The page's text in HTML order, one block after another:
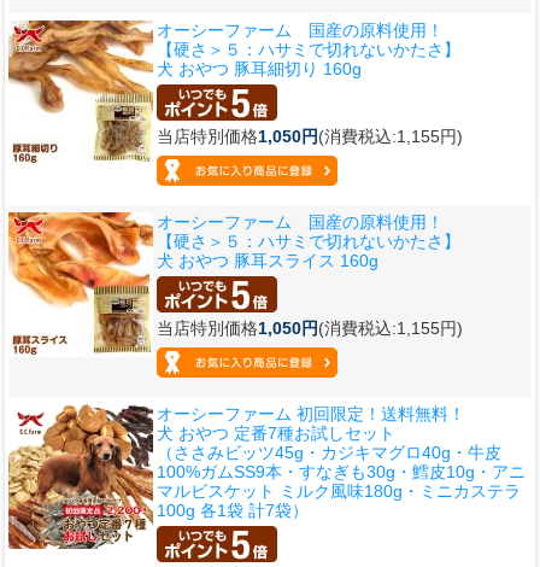
オーシーファーム 国産の原料使用！
【硬さ＞５：ハサミで切れないかたさ】
犬 おやつ 豚耳細切り 160g
当店特別価格1,050円(消費税込:1,155円)
オーシーファーム 国産の原料使用！
【硬さ＞５：ハサミで切れないかたさ】
犬 おやつ 豚耳スライス 160g
当店特別価格1,050円(消費税込:1,155円)
オーシーファーム 初回限定！送料無料！
犬 おやつ 定番7種お試しセット
（ささみビッツ45g・カジキマグロ40g・牛皮
100%ガムSS9本・すなぎも30g・鱈皮10g・アニ
マルビスケット ミルク風味180g・ミニカステラ
100g 各1袋 計7袋）